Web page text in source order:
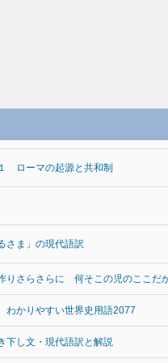
ローマの起源と共和制
さま」の現代語訳
りさらさらに 何そこの児のここだ
かりやすい世界史用語2077
下し文・現代語訳と解説